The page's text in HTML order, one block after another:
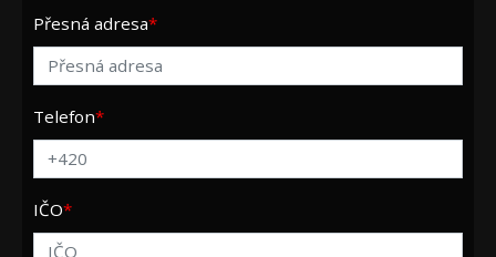
Přesná adresa
Telefon
IČO